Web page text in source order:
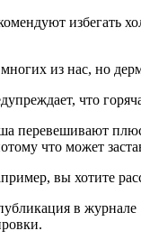
избегать
из нас, но
что
перевешивают
что может
вы хотите
в